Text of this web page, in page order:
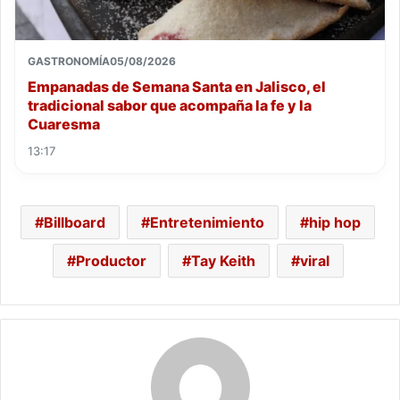
GASTRONOMÍA05/08/2026
Empanadas de Semana Santa en Jalisco, el
tradicional sabor que acompaña la fe y la
Cuaresma
13:17
Billboard Entretenimiento hip hop
Productor Tay Keith viral